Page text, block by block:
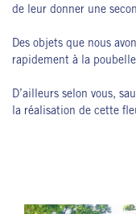
de leur donner une
Des objets que nous
rapidement à la
D’ailleurs selon vous,
la réalisation de cette